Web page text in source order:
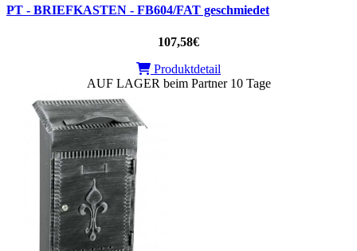
PT - BRIEFKASTEN - FB604/FAT geschmiedet
107,58€
Produktdetail
AUF LAGER beim Partner 10 Tage